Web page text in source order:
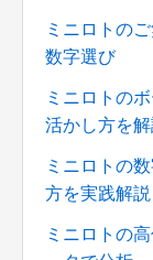
ミニロトの
数字選び
ミニロトの
活かし方を解
ミニロトの
方を実践解説
ミニロトの